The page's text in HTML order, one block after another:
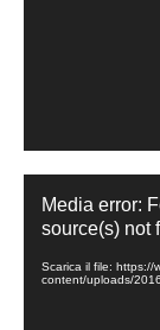
Player
Media error:
source(s) not
Scarica il file: https://
content/uploads/